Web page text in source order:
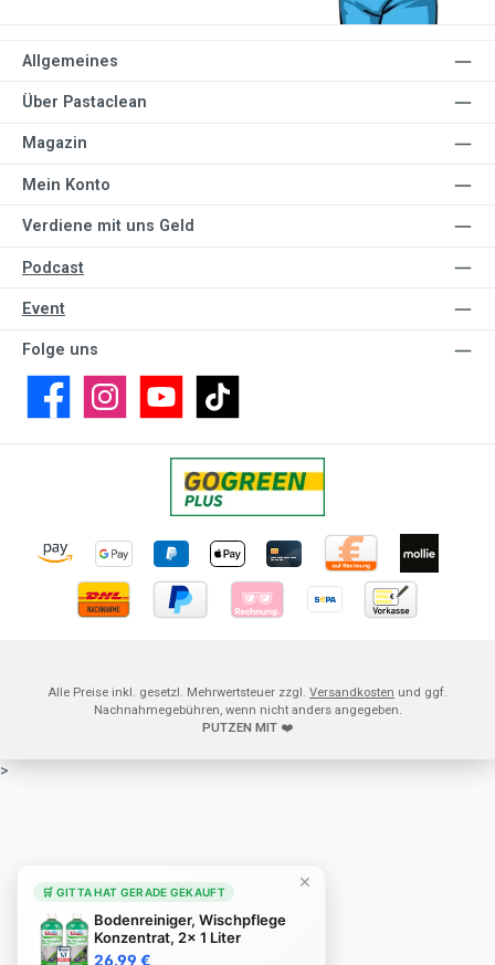
Allgemeines
Über Pastaclean
Magazin
Mein Konto
Verdiene mit uns Geld
Podcast
Event
Folge uns
FacebookInstagramYouTubeTikTok
Alle Preise inkl. gesetzl. Mehrwertsteuer zzgl. Versandkosten und ggf.
Nachnahmegebühren, wenn nicht anders angegeben.
PUTZEN MIT ❤️
>
🛒 GITTA HAT GERADE GEKAUFT
Bodenreiniger, Wischpflege
Konzentrat, 2x 1 Liter
26.99 €
×